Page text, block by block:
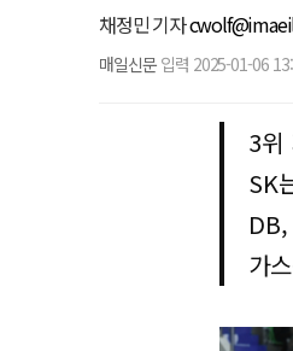
채정민 기자
매일신문 입력 2025-01-06
3위
SK
가